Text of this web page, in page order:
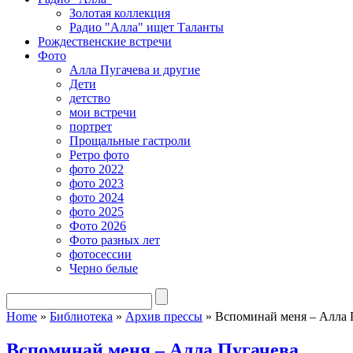
Золотая коллекция
Радио "Алла" ищет Таланты
Рождественские встречи
Фото
Алла Пугачева и другие
Дети
детство
мои встречи
портрет
Прощальные гастроли
Ретро фото
фото 2022
фото 2023
фото 2024
фото 2025
Фото 2026
Фото разных лет
фотосессии
Черно белые
Home » Библиотека » Архив прессы » Вспоминай меня – Алла